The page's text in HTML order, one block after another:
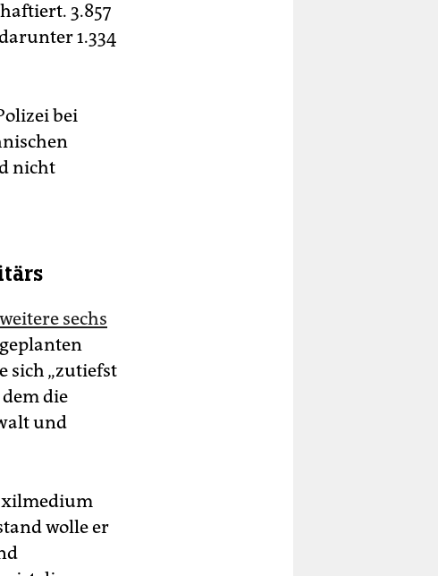
3.857
1.334
bei
nicht
sechs
sich „zutiefst
die
und
wolle er